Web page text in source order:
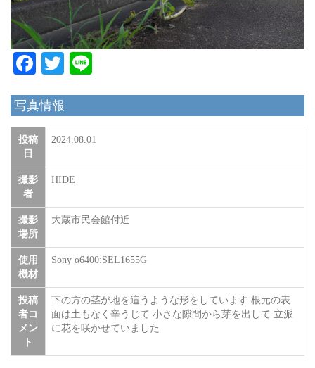
Facebook
Twitter
写真情報
投稿
日
2024.08.01
撮影
者
HIDE
撮影
場所
大蔵市民会館付近
使用
機材
Sony α6400:SEL1655G
投稿
者コ
メン
ト
下の方の茎が地を這うような形をしています 根元の表
面は土もなく辛うじて 小さな隙間から芽を出して 立派
に花を咲かせていました